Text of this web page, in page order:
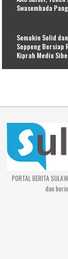
Swasembada
Semakin Solid
Soppeng Bersiap
Kiprah Media
PORTAL BERITA
dan